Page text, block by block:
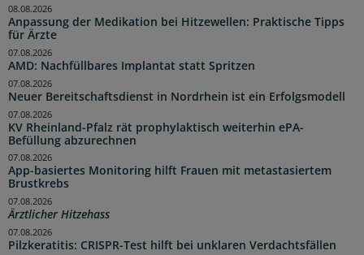
Anpassung der Medikation bei Hitzewellen: Praktische Tipps
für Ärzte
08.08.2026
AMD: Nachfüllbares Implantat statt Spritzen
07.08.2026
Neuer Bereitschaftsdienst in Nordrhein ist ein Erfolgsmodell
07.08.2026
KV Rheinland-Pfalz rät prophylaktisch weiterhin ePA-
Befüllung abzurechnen
07.08.2026
App-basiertes Monitoring hilft Frauen mit metastasiertem
Brustkrebs
07.08.2026
Ärztlicher Hitzehass
07.08.2026
Pilzkeratitis: CRISPR-Test hilft bei unklaren Verdachtsfällen
07.08.2026